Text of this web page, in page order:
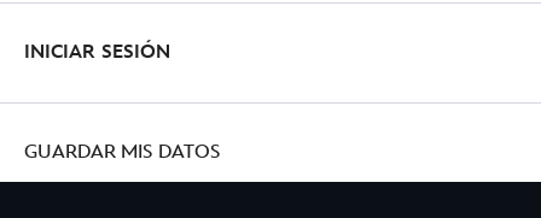
INICIAR SESIÓN
GUARDAR MIS DATOS